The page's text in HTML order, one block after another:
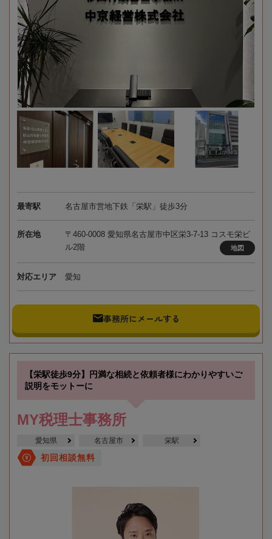
最寄駅 名古屋市営地下鉄「栄駅」徒歩3分
所在地
〒460-0008 愛知県名古屋市中区栄3-7-13 コスモ栄ビ
ル2階
地図
対応エリア 愛知
事務所にメールする
【栄駅徒歩9分】円満な相続と依頼者様にわかりやすいご
説明をモットーに
MY税理士事務所
愛知県 名古屋市 栄駅
初回相談無料